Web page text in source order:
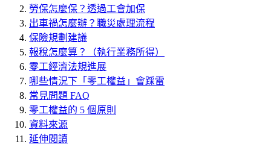
勞保怎麼保？透過工會加保
出車禍怎麼辦？職災處理流程
保險規劃建議
報稅怎麼算？（執行業務所得）
零工經濟法規進展
哪些情況下「零工權益」會踩雷
常見問題 FAQ
零工權益的 5 個原則
資料來源
延伸閱讀